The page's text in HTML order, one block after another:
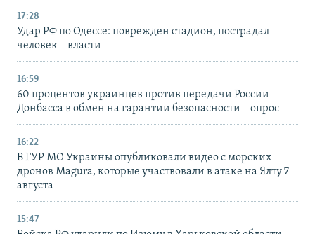
17:28
Удар РФ по Одессе: поврежден стадион, пострадал
человек – власти
16:59
60 процентов украинцев против передачи России
Донбасса в обмен на гарантии безопасности – опрос
16:22
В ГУР МО Украины опубликовали видео с морских
дронов Magura, которые участвовали в атаке на Ялту 7
августа
15:47